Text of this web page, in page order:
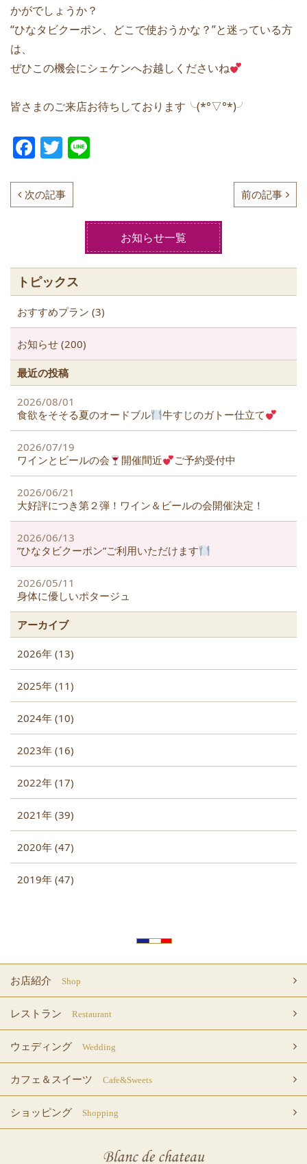
かがでしょうか？
“ひなタビクーポン、どこで使おうかな？”と迷っている方
は、
ぜひこの機会にシェケンへお越しくださいね
皆さまのご来店お待ちしております╰(*°▽°*)╯
F
c
e
o
k
T
itt
er
次の記事 前の記事
お知らせ一覧
トピックス
おすすめプラン (3)
お知らせ (200)
最近の投稿
2026/08/01
食欲をそそる夏のオードブル
牛すじのガトー仕立て
2026/07/19
ワインとビールの会
開催間近 ご予約受付中
2026/06/21
大好評につき第２弾！ワイン＆ビールの会開催決定！
2026/06/13
”ひなタビクーポン”ご利用いただけます
2026/05/11
身体に優しいポタージュ
アーカイブ
2026年 (13)
2025年 (11)
2024年 (10)
2023年 (16)
2022年 (17)
2021年 (39)
2020年 (47)
2019年 (47)
お店紹介 Shop
レストラン Restaurant
ウェディング Wedding
カフェ＆スイーツ Cafe&Sweets
ショッピング Shopping